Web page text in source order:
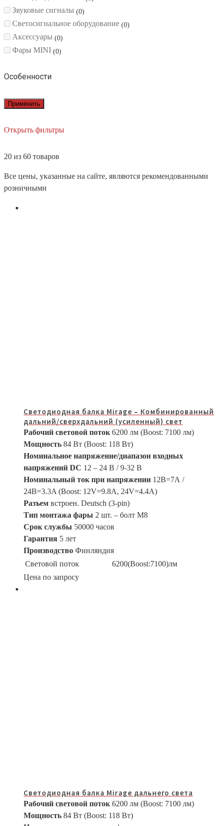
Звуковые сигналы 0
Светосигнальное оборудование 0
Аксессуары 0
Фары MINI 0
Особенности
Применить
Открыть фильтры
20 из 60 товаров
Все цены, указанные на сайте, являются рекомендованными
розничными
Светодиодная балка Mirage – Комбинированный
дальний/сверхдальний (усиленный) свет
Рабочий световой поток 6200 лм (Boost: 7100 лм)
Мощность 84 Вт (Boost: 118 Вт)
Номинальное напряжение/диапазон входных
напряжений DC 12 – 24 В / 9-32 В
Номинальный ток при напряжении 12В=7А /
24В=3.3A (Boost: 12V=9.8A, 24V=4.4A)
Разъем встроен. Deutsch (3-pin)
Тип монтажа фары 2 шт. – болт М8
Срок службы 50000 часов
Гарантия 5 лет
Производство Финляндия
Световой поток
6200(Boost:7100)лм
Цена по запросу
Светодиодная балка Mirage дальнего света
Рабочий световой поток 6200 лм (Boost: 7100 лм)
Мощность 84 Вт (Boost: 118 Вт)